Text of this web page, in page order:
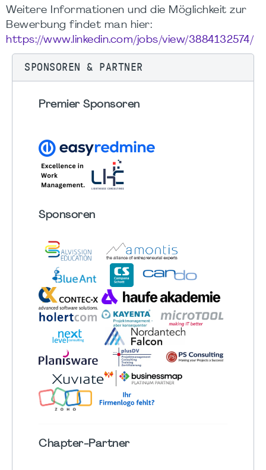
Weitere Informationen und die Möglichkeit zur
Bewerbung findet man hier:
https://www.linkedin.com/jobs/view/3884132574/
SPONSOREN & PARTNER
Premier Sponsoren
Sponsoren
Chapter-Partner